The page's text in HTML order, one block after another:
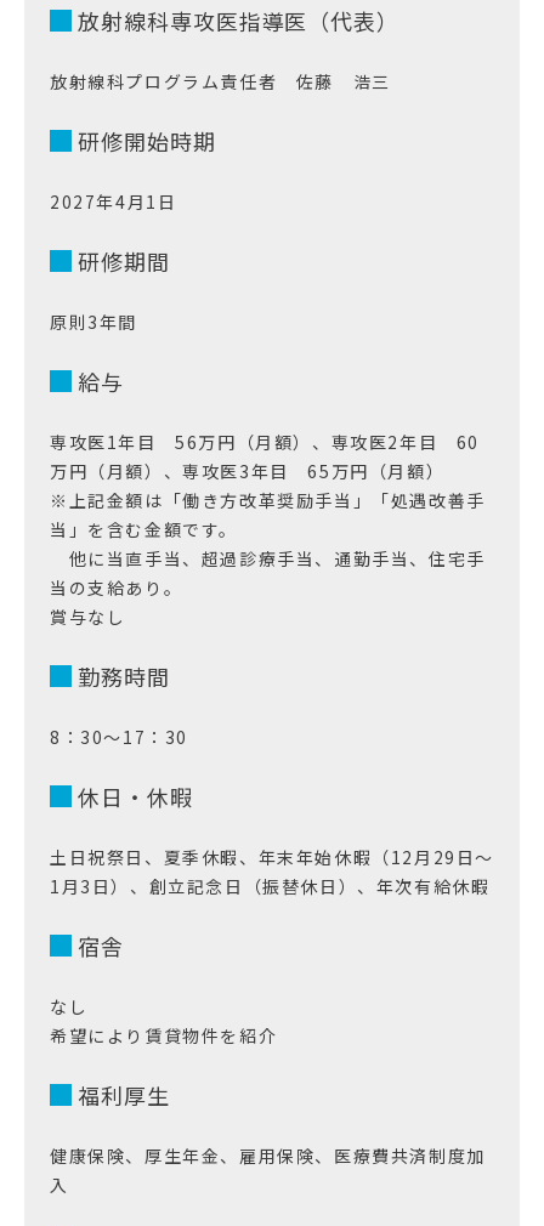
放射線科専攻医指導医（代表）
放射線科プログラム責任者 佐藤 浩三
研修開始時期
2027年4月1日
研修期間
原則3年間
給与
専攻医1年目 56万円（月額）、専攻医2年目 60
万円（月額）、専攻医3年目 65万円（月額）
※上記金額は「働き方改革奨励手当」「処遇改善手
当」を含む金額です。
他に当直手当、超過診療手当、通勤手当、住宅手
当の支給あり。
賞与なし
勤務時間
8：30～17：30
休日・休暇
土日祝祭日、夏季休暇、年末年始休暇（12月29日～
1月3日）、創立記念日（振替休日）、年次有給休暇
宿舎
なし
希望により賃貸物件を紹介
福利厚生
健康保険、厚生年金、雇用保険、医療費共済制度加
入